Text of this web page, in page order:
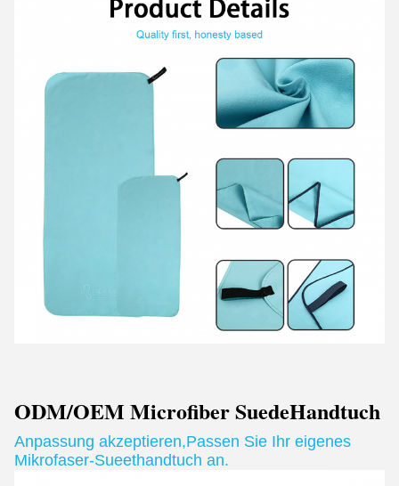
ODM/OEM Microfiber SuedeHandtuch
Anpassung akzeptieren,Passen Sie Ihr eigenes
Mikrofaser-Sueethandtuch an.